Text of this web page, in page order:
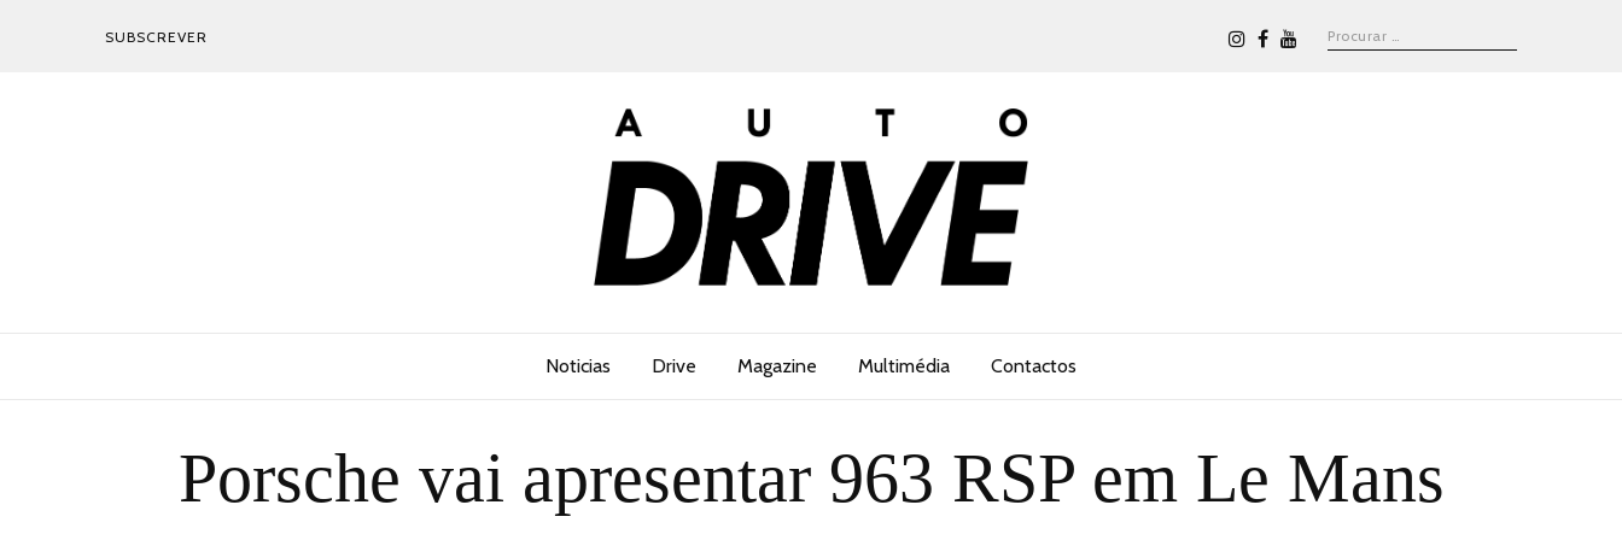
SUBSCREVER
Noticias Drive Magazine Multimédia Contactos
Porsche vai apresentar 963 RSP em Le Mans